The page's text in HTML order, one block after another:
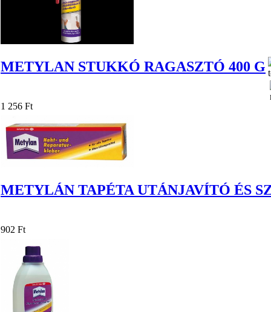
METYLAN STUKKÓ RAGASZTÓ 400 G
1 256 Ft
METYLÁN TAPÉTA UTÁNJAVÍTÓ ÉS
902 Ft